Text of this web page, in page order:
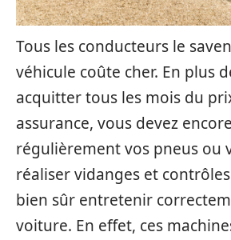
Tous les conducteurs le
véhicule coûte cher. En plus
acquitter tous les mois du
assurance, vous devez
régulièrement vos pneus ou
réaliser vidanges et
bien sûr entretenir
voiture. En effet, ces